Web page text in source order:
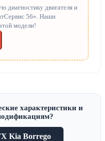
диагностику двигателя и
56». Наши
модели!
характеристики и
Kia Borrego